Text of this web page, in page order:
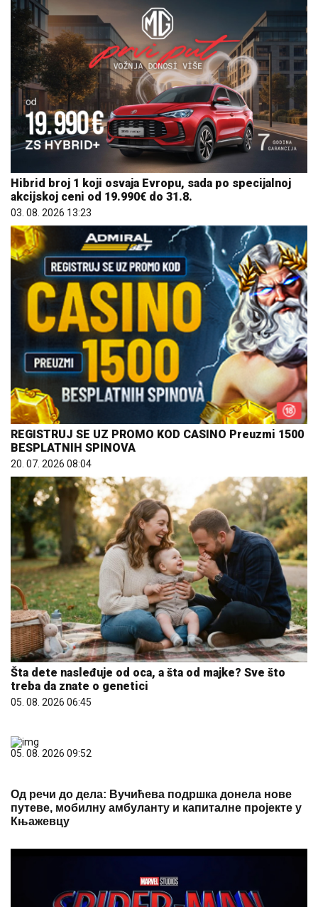
Hibrid broj 1 koji osvaja Evropu, sada po specijalnoj
akcijskoj ceni od 19.990€ do 31.8.
03. 08. 2026 13:23
REGISTRUJ SE UZ PROMO KOD CASINO Preuzmi 1500
BESPLATNIH SPINOVA
20. 07. 2026 08:04
Šta dete nasleđuje od oca, a šta od majke? Sve što
treba da znate o genetici
05. 08. 2026 06:45
05. 08. 2026 09:52
Од речи до дела: Вучићева подршка донела нове
путеве, мобилну амбуланту и капиталне пројекте у
Књажевцу